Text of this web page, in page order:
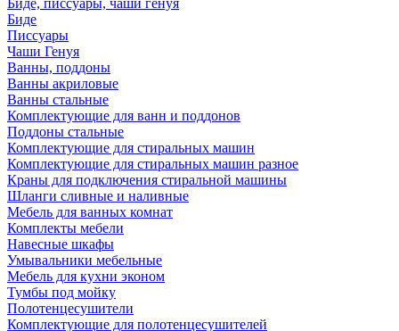
Биде, писсуары, чаши генуя
Биде
Писсуары
Чаши Генуя
Ванны, поддоны
Ванны акриловые
Ванны стальные
Комплектующие для ванн и поддонов
Поддоны стальные
Комплектующие для стиральных машин
Комплектующие для стиральных машин разное
Краны для подключения стиральной машины
Шланги сливные и наливные
Мебель для ванных комнат
Комплекты мебели
Навесные шкафы
Умывальники мебельные
Мебель для кухни эконом
Тумбы под мойку
Полотенцесушители
Комплектующие для полотенцесушителей